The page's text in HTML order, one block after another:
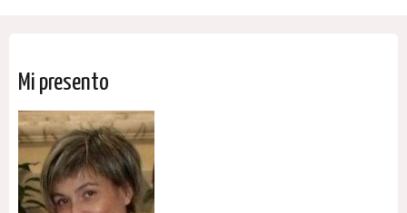
Mi presento